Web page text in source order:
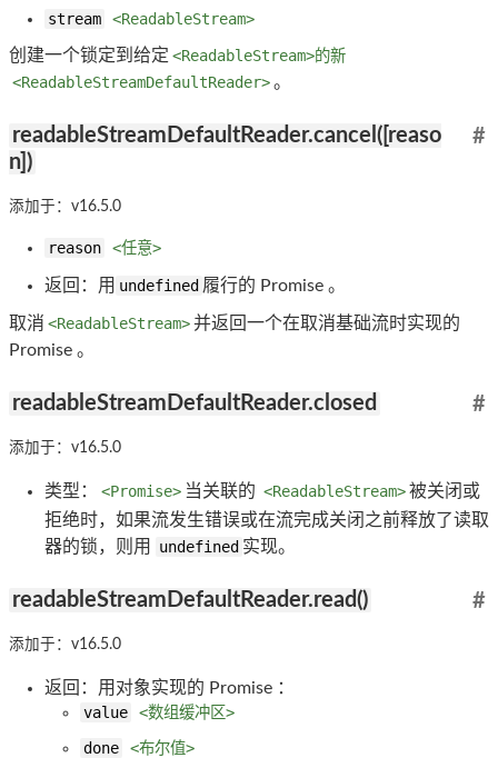
stream <ReadableStream>
创建一个锁定到给定 <ReadableStream>的新
<ReadableStreamDefaultReader>。
readableStreamDefaultReader.cancel([reaso
n])
#
添加于：v16.5.0
reason <任意>
返回：用 undefined 履行的 Promise 。
取消 <ReadableStream>并返回一个在取消基础流时实现的
Promise 。
readableStreamDefaultReader.closed #
添加于：v16.5.0
类型： <Promise> 当关联的 <ReadableStream>被关闭或
拒绝时，如果流发生错误或在流完成关闭之前释放了读取
器的锁，则用
undefined 实现。
readableStreamDefaultReader.read() #
添加于：v16.5.0
返回：用对象实现的 Promise ：
value
<数组缓冲区>
done
<布尔值>